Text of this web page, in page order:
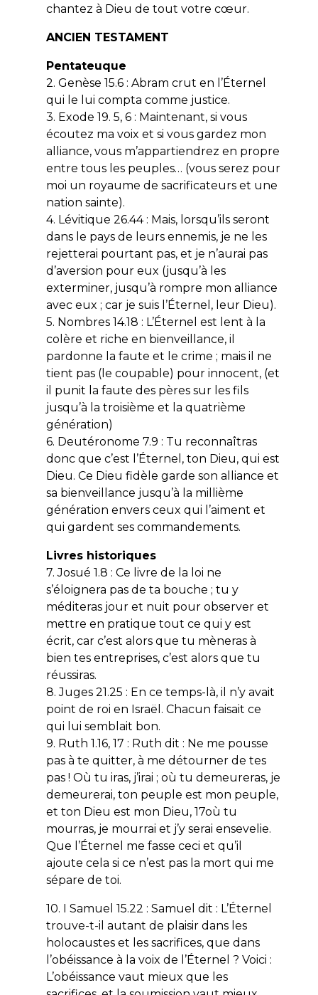
chantez à Dieu de tout votre cœur.
ANCIEN TESTAMENT
Pentateuque
2. Genèse 15.6 : Abram crut en l’Éternel
qui le lui compta comme justice.
3. Exode 19. 5, 6 : Maintenant, si vous
écoutez ma voix et si vous gardez mon
alliance, vous m’appartiendrez en propre
entre tous les peuples… (vous serez pour
moi un royaume de sacrificateurs et une
nation sainte).
4. Lévitique 26.44 : Mais, lorsqu’ils seront
dans le pays de leurs ennemis, je ne les
rejetterai pourtant pas, et je n’aurai pas
d’aversion pour eux (jusqu’à les
exterminer, jusqu’à rompre mon alliance
avec eux ; car je suis l’Éternel, leur Dieu).
5. Nombres 14.18 : L’Éternel est lent à la
colère et riche en bienveillance, il
pardonne la faute et le crime ; mais il ne
tient pas (le coupable) pour innocent, (et
il punit la faute des pères sur les fils
jusqu’à la troisième et la quatrième
génération)
6. Deutéronome 7.9 : Tu reconnaîtras
donc que c’est l’Éternel, ton Dieu, qui est
Dieu. Ce Dieu fidèle garde son alliance et
sa bienveillance jusqu’à la millième
génération envers ceux qui l’aiment et
qui gardent ses commandements.
Livres historiques
7. Josué 1.8 : Ce livre de la loi ne
s’éloignera pas de ta bouche ; tu y
méditeras jour et nuit pour observer et
mettre en pratique tout ce qui y est
écrit, car c’est alors que tu mèneras à
bien tes entreprises, c’est alors que tu
réussiras.
8. Juges 21.25 : En ce temps-là, il n’y avait
point de roi en Israël. Chacun faisait ce
qui lui semblait bon.
9. Ruth 1.16, 17 : Ruth dit : Ne me pousse
pas à te quitter, à me détourner de tes
pas ! Où tu iras, j’irai ; où tu demeureras, je
demeurerai, ton peuple est mon peuple,
et ton Dieu est mon Dieu, 17où tu
mourras, je mourrai et j’y serai ensevelie.
Que l’Éternel me fasse ceci et qu’il
ajoute cela si ce n’est pas la mort qui me
sépare de toi.
10. I Samuel 15.22 : Samuel dit : L’Éternel
trouve-t-il autant de plaisir dans les
holocaustes et les sacrifices, que dans
l’obéissance à la voix de l’Éternel ? Voici :
L’obéissance vaut mieux que les